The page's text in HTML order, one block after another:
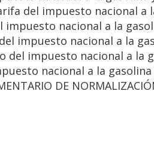
del impuesto nacional a
impuesto nacional a la
impuesto nacional a la
del impuesto nacional a la
nacional a la gasolina
DE